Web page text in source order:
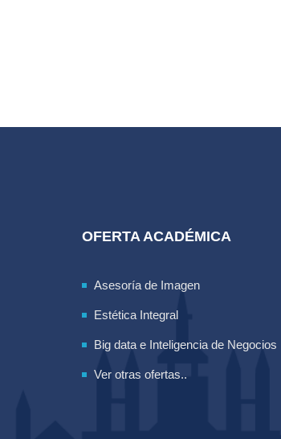
OFERTA ACADÉMICA
Asesoría de Imagen
Estética Integral
Big data e Inteligencia de Negocios
Ver otras ofertas..